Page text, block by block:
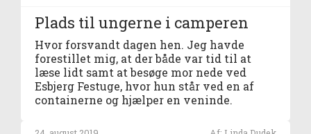
Plads til ungerne i camperen
Hvor forsvandt dagen hen. Jeg havde
forestillet mig, at der både var tid til at
læse lidt samt at besøge mor nede ved
Esbjerg Festuge, hvor hun står ved en af
containerne og hjælper en veninde.